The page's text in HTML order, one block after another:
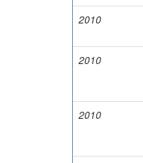
2010
2010
2010